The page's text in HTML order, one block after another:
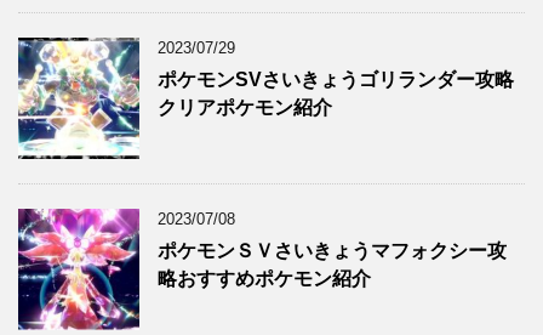
2023/07/29
ポケモンSVさいきょうゴリランダー攻略
クリアポケモン紹介
2023/07/08
ポケモンＳＶさいきょうマフォクシー攻
略おすすめポケモン紹介